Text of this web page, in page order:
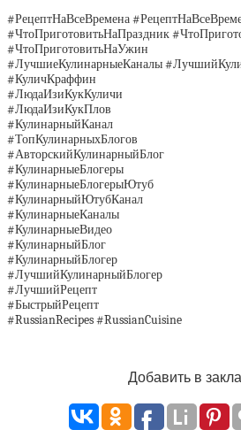
#РецептНаВсеВремена
#ЧтоПриготовитьНаПраздник
#ЧтоПриготовитьНаУжин
#ЛучшиеКулинарныеКаналы
#КуличКраффин
#ЛюдаИзиКукКуличи
#ЛюдаИзиКукПлов
#КулинарныйКанал
#ТопКулинарныхБлогов
#АвторскийКулинарныйБлог
#КулинарныеБлогеры
#КулинарныеБлогерыЮтуб
#КулинарныйЮтубКанал
#КулинарныеКаналы
#КулинарныеВидео
#КулинарныйБлог
#КулинарныйБлогер
#ЛучшийКулинарныйБлогер
#ЛучшийРецепт
#БыстрыйРецепт
#RussianRecipes #RussianCuisine
Добавить в